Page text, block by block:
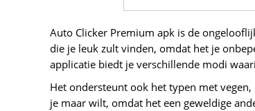
Auto Clicker Premium apk is de
die je leuk zult vinden, omdat het je
applicatie biedt je verschillende modi
Het ondersteunt ook het typen met
je maar wilt, omdat het een geweldige